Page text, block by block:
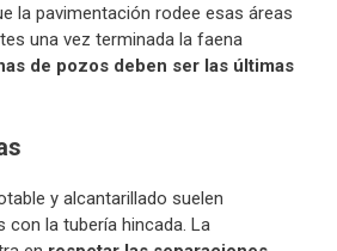
la pavimentación rodee esas áreas
una vez terminada la faena
de pozos deben ser las últimas
y alcantarillado suelen
la tubería hincada. La